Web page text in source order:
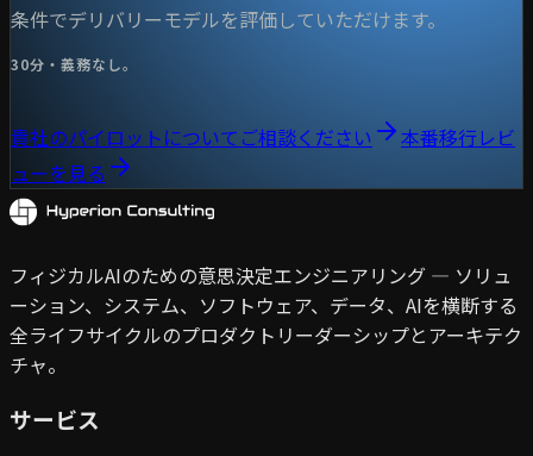
条件でデリバリーモデルを評価していただけます。
30分・義務なし。
貴社のパイロットについてご相談ください
本番移行レビ
ューを見る
フィジカルAIのための意思決定エンジニアリング — ソリュ
ーション、システム、ソフトウェア、データ、AIを横断する
全ライフサイクルのプロダクトリーダーシップとアーキテク
チャ。
サービス